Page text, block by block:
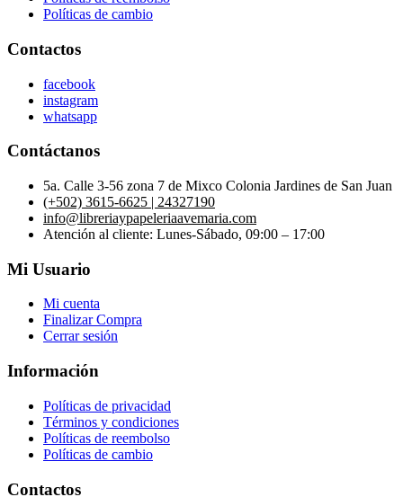
Políticas de cambio
Contactos
facebook
instagram
whatsapp
Contáctanos
5a. Calle 3-56 zona 7 de Mixco Colonia Jardines de San Juan
(+502) 3615-6625 | 24327190
info@libreriaypapeleriaavemaria.com
Atención al cliente: Lunes-Sábado, 09:00 – 17:00
Mi Usuario
Mi cuenta
Finalizar Compra
Cerrar sesión
Información
Políticas de privacidad
Términos y condiciones
Políticas de reembolso
Políticas de cambio
Contactos